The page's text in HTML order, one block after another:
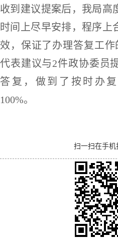
收到建议提案后，我局高
时间上尽早安排，程序上
效，保证了办理答复工
代表建议与2件政协委员
答复，做到了按时办
100%。
扫一扫在手机